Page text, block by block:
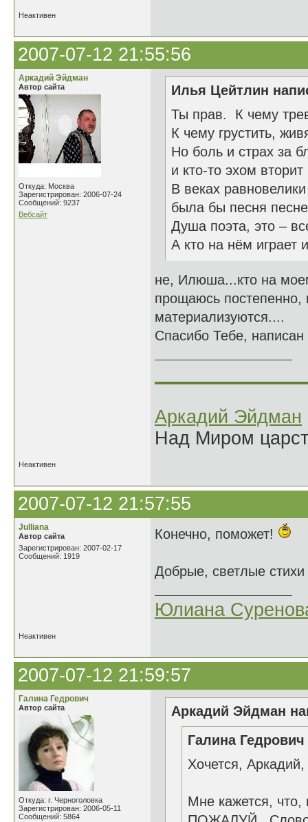
Неактивен
2007-07-12 21:55:56
Аркадий Эйдман
Автор сайта
Откуда: Москва
Зарегистрирован: 2006-07-24
Сообщений: 9237
Вебсайт
Илья Цейтлин
Ты прав. К чему
К чему грустить,
Но боль и страх за
и кто-то эхом
В веках
была бы песня
Душа поэта, это –
А кто на нём играет
не, Илюша...кто на
прощаюсь постепенно,
материализуются....
Спасибо Тебе, написан
Аркадий Эйдман
Над Миром
Неактивен
2007-07-12 21:57:55
Julliana
Автор сайта
Зарегистрирован: 2007-02-17
Сообщений: 1919
Конечно, поможет!
Добрые, светлые стихи
Юлиана
Неактивен
2007-07-12 21:59:57
Галина Гедрович
Автор сайта
Откуда: г. Черноголовка
Зарегистрирован: 2006-05-11
Сообщений: 5864
Аркадий Эйдман
Галина
Хочется,
Мне кажется,